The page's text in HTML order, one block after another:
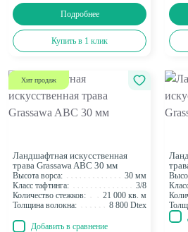
Подробнее
Купить в 1 клик
Хит продаж
Ландшафтная искусственная
трава Grassawa ABC 30 мм
Высота ворса:
30 мм
Класс тафтинга:
3/8
Количество стежков:
21 000 кв. м
Толщина волокна:
8 800 Dtex
Добавить в сравнение